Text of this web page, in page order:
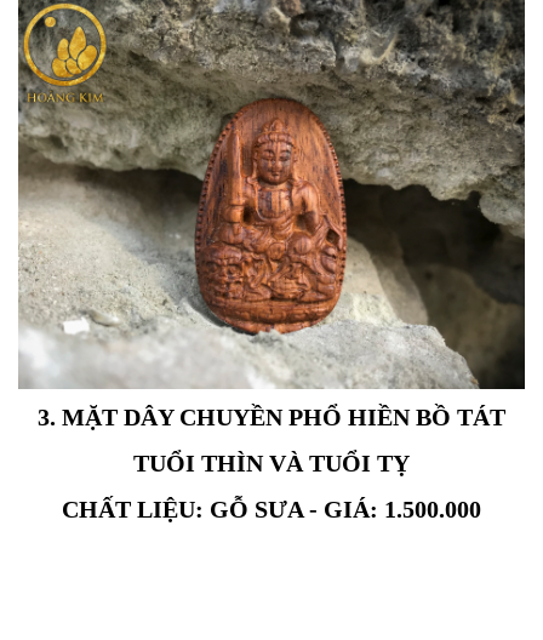
3. MẶT DÂY CHUYỀN PHỔ HIỀN BỒ TÁT
TUỔI THÌN VÀ TUỔI TỴ
CHẤT LIỆU: GỖ SƯA - GIÁ: 1.500.000